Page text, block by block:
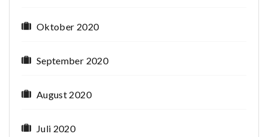
Oktober 2020
September 2020
August 2020
Juli 2020